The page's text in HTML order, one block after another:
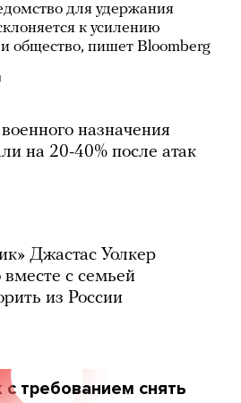
для удержания
к усилению
общество, пишет Bloomberg
назначения
на 20-40% после атак
Джастас Уолкер
вместе с семьей
из России
требованием снять